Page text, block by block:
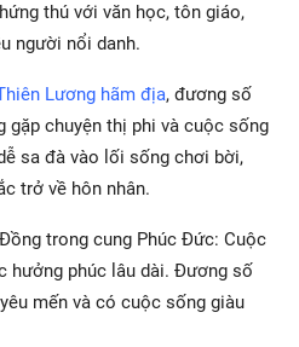
thú với văn học, tôn giáo,
người nổi danh.
Lương hãm địa, đương số
gặp chuyện thị phi và cuộc sống
sa đà vào lối sống chơi bời,
trở về hôn nhân.
trong cung Phúc Đức: Cuộc
hưởng phúc lâu dài. Đương số
mến và có cuộc sống giàu